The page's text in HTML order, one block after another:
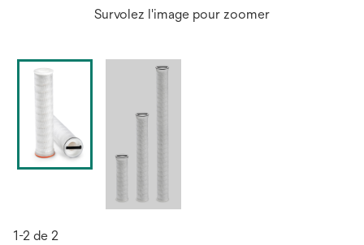
Survolez l'image pour zoomer
1-2 de 2